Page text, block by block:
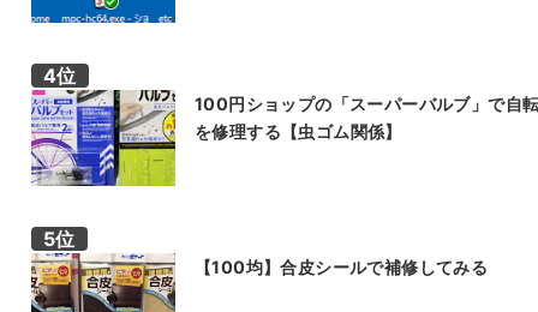
100円ショップの「スーパーバルブ」で自
を修理する【虫ゴム関係】
【100均】合皮シールで補修してみる